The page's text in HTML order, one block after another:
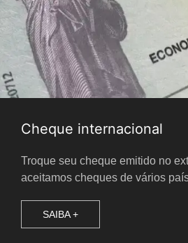
Cheque internacional
Troque seu cheque emitido no
aceitamos cheques de vários
SAIBA +